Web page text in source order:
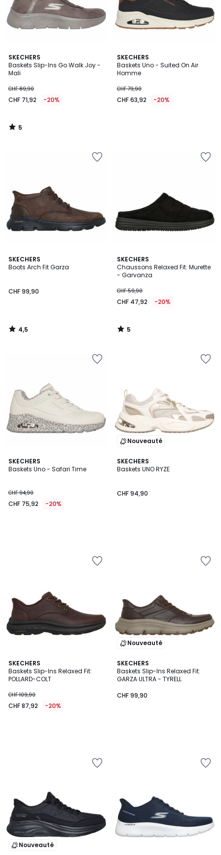
SKECHERS
Baskets Slip-Ins Go Walk Joy -
Mali
CHF 89,90
CHF 71,92 -20%
5
/
5
5
/
SKECHERS
Baskets Uno - Suited On Air
Homme
CHF 79,90
CHF 63,92 -20%
SKECHERS
Boots Arch Fit Garza
CHF 99,90
4,5
/ 5
4,5
/
SKECHERS
Chaussons Relaxed Fit: Murette
- Garvanza
CHF 59,90
CHF 47,92 -20%
5
/
5
5
/
SKECHERS
Baskets Uno - Safari Time
CHF 94,90
CHF 75,92 -20%
Nouveauté
SKECHERS
Baskets UNO RYZE
CHF 94,90
SKECHERS
Baskets Slip-Ins Relaxed Fit:
POLLARD-COLT
CHF 109,90
CHF 87,92 -20%
Nouveauté
SKECHERS
Baskets Slip-Ins Relaxed Fit:
GARZA ULTRA - TYRELL
CHF 99,90
Nouveauté